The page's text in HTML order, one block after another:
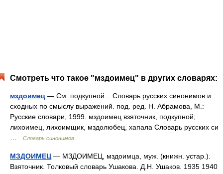
Смотреть что такое "мздоимец" в других словарях:
мздоимец — См. подкупной... Словарь русских синонимов и
сходных по смыслу выражений. под. ред. Н. Абрамова, М.:
Русские словари, 1999. мздоимец взяточник, подкупной;
лихоимец, лихоимщик, мздолюбец, хапала Словарь русских си
Словарь синонимов
МЗДОИМЕЦ — МЗДОИМЕЦ, мздоимца, муж. (книжн. устар.).
Взяточник. Толковый словарь Ушакова. Д.Н. Ушаков. 1935 1940